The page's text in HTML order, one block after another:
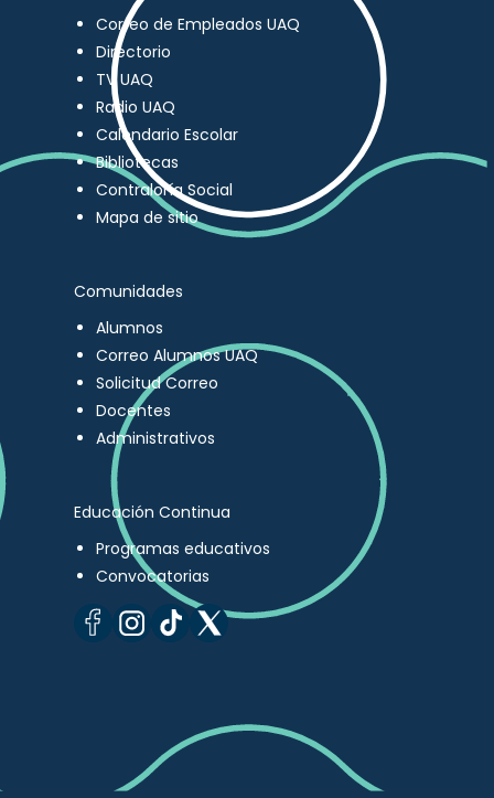
Correo de Empleados UAQ
Directorio
TV UAQ
Radio UAQ
Calendario Escolar
Bibliotecas
Contraloría Social
Mapa de sitio
Comunidades
Alumnos
Correo Alumnos UAQ
Solicitud Correo
Docentes
Administrativos
Educación Continua
Programas educativos
Convocatorias